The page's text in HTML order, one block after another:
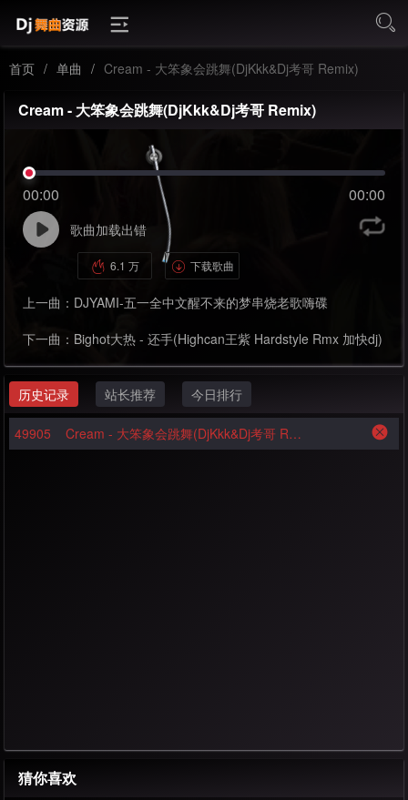
首页 / 单曲 / Cream - 大笨象会跳舞(DjKkk&Dj考哥 Remix)
Cream - 大笨象会跳舞(DjKkk&Dj考哥 Remix)
6.1 万 下载歌曲
00:00 00:00
歌曲加载出错
上一曲： DJYAMI-五一全中文醒不来的梦串烧老歌嗨碟
下一曲： Bighot大热 - 还手(Highcan王紫 Hardstyle Rmx 加快dj)
历史记录 站长推荐 今日排行
49905 Cream - 大笨象会跳舞(DjKkk&Dj考哥 Remix)
猜你喜欢